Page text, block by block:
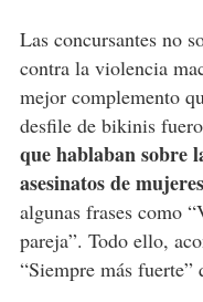
Las concursantes no
contra la violencia
mejor complemento
desfile de bikinis
que hablaban sobre
asesinatos de
algunas frases como
pareja”. Todo ello,
“Siempre más fuerte”